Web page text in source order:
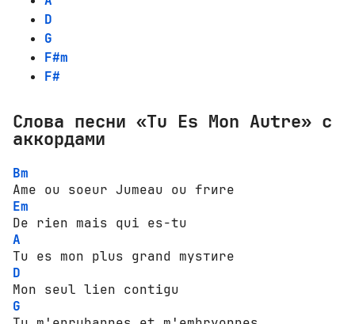
D
G
F#m
F#
Слова песни «Tu Es Mon Autre» с
аккордами
Bm
Em
A
D
G